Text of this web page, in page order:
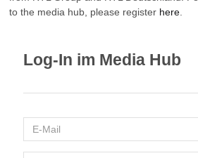
to the media hub, please register here
Log-In im Media Hub